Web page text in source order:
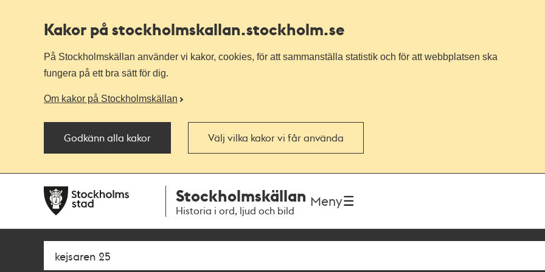
Kakor på stockholmskallan.stockholm.se
På Stockholmskällan använder vi kakor, cookies, för att sammanställa statistik och för att webbplatsen ska
fungera på ett bra sätt för dig.
Om kakor på Stockholmskällan
Godkänn alla kakor Välj vilka kakor vi får använda
navigationen
huvudinnehållet
Stockholmskällan
Historia i ord, ljud och bild
Meny
Sök